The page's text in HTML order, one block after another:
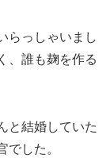
らっしゃいまし
、誰も麹を作る
と結婚していた
でした。